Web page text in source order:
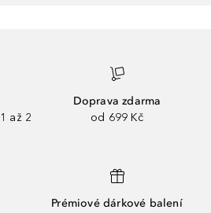
až 2
Doprava zdarma
od 699 Kč
Prémiové dárkové balení